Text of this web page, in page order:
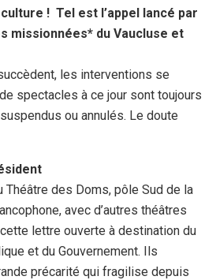
p
! Tel est l’appel lancé par
missionnées* du Vaucluse et
les interventions se
spectacles à ce jour sont toujours
ou annulés. Le doute
Théâtre des Doms, pôle Sud de la
avec d’autres théâtres
lettre ouverte à destination du
et du Gouvernement. Ils
précarité qui fragilise depuis